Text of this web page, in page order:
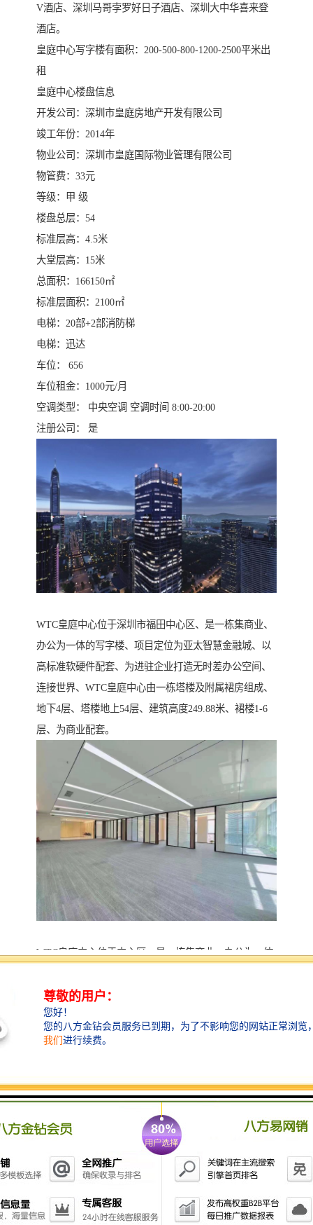
V酒店、深圳马哥孛罗好日子酒店、深圳大中华喜来登
酒店。
皇庭中心写字楼有面积：200-500-800-1200-2500平米出
租
皇庭中心楼盘信息
开发公司：深圳市皇庭房地产开发有限公司
竣工年份：2014年
物业公司：深圳市皇庭国际物业管理有限公司
物管费：33元
等级：甲 级
楼盘总层：54
标准层高：4.5米
大堂层高：15米
总面积：166150㎡
标准层面积：2100㎡
电梯：20部+2部消防梯
电梯：迅达
车位： 656
车位租金：1000元/月
空调类型： 中央空调 空调时间 8:00-20:00
注册公司： 是
WTC皇庭中心位于深圳市福田中心区、是一栋集商业、
办公为一体的写字楼、项目定位为亚太智慧金融城、以
高标准软硬件配套、为进驻企业打造无时差办公空间、
连接世界、WTC皇庭中心由一栋塔楼及附属裙房组成、
地下4层、塔楼地上54层、建筑高度249.88米、裙楼1-6
层、为商业配套。
WTC皇庭中心位于中心区，是一栋集商业、办公为一体
项目定位为亚太智慧金融城，以高标准软硬件配套，为
进驻企业打造无时差办公空间，连接世界。WTC皇庭中
心由一栋塔楼及附属裙房组成，地下4层，塔楼地上54